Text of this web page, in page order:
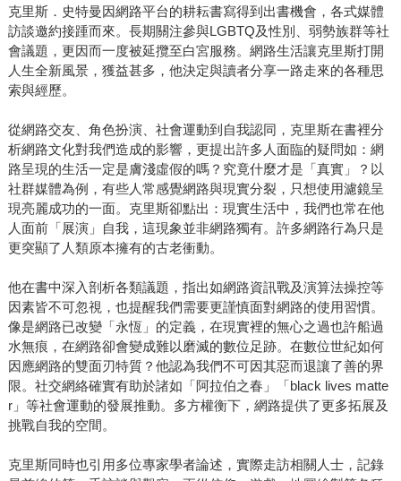
克里斯．史特曼因網路平台的耕耘書寫得到出書機會，各式媒體
訪談邀約接踵而來。長期關注參與LGBTQ及性別、弱勢族群等社
會議題，更因而一度被延攬至白宮服務。網路生活讓克里斯打開
人生全新風景，獲益甚多，他決定與讀者分享一路走來的各種思
索與經歷。
從網路交友、角色扮演、社會運動到自我認同，克里斯在書裡分
析網路文化對我們造成的影響，更提出許多人面臨的疑問如：網
路呈現的生活一定是膚淺虛假的嗎？究竟什麼才是「真實」？以
社群媒體為例，有些人常感覺網路與現實分裂，只想使用濾鏡呈
現亮麗成功的一面。克里斯卻點出：現實生活中，我們也常在他
人面前「展演」自我，這現象並非網路獨有。許多網路行為只是
更突顯了人類原本擁有的古老衝動。
他在書中深入剖析各類議題，指出如網路資訊戰及演算法操控等
因素皆不可忽視，也提醒我們需要更謹慎面對網路的使用習慣。
像是網路已改變「永恆」的定義，在現實裡的無心之過也許船過
水無痕，在網路卻會變成難以磨滅的數位足跡。在數位世紀如何
因應網路的雙面刃特質？他認為我們不可因其惡而退讓了善的界
限。社交網絡確實有助於諸如「阿拉伯之春」「black lives matte
r」等社會運動的發展推動。多方權衡下，網路提供了更多拓展及
挑戰自我的空間。
克里斯同時也引用多位專家學者論述，實際走訪相關人士，記錄